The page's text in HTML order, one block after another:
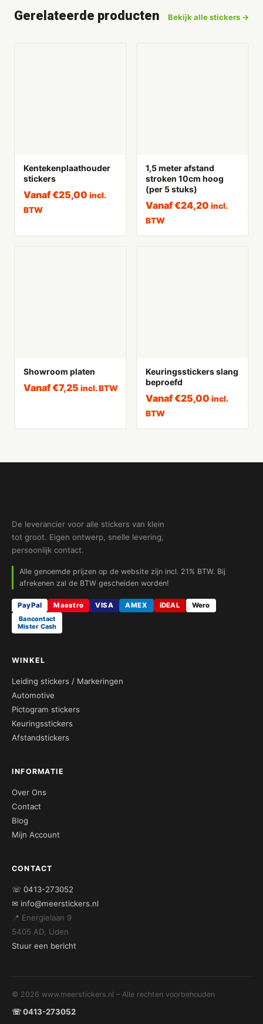
Gerelateerde producten Bekijk alle stickers →
Kentekenplaathouder
stickers
Vanaf€25,00 incl.
BTW
1,5 meter afstand
stroken 10cm hoog
(per 5 stuks)
Vanaf€24,20 incl.
BTW
Showroom platen
Vanaf€7,25 incl. BTW
Keuringsstickers slang
beproefd
Vanaf€25,00 incl.
BTW
De leverancier voor alle stickers van klein
tot groot. Eigen ontwerp, snelle levering,
persoonlijk contact.
Alle genoemde prijzen op de website zijn incl. 21% BTW. Bij
afrekenen zal de BTW gescheiden worden!
PayPal Maestro VISA AMEX iDEAL
Wero
Bancontact
Mister Cash
WINKEL
Leiding stickers / Markeringen
Automotive
Pictogram stickers
Keuringsstickers
Afstandstickers
INFORMATIE
Over Ons
Contact
Blog
Mijn Account
CONTACT
☏ 0413-273052
✉ info@meerstickers.nl
📍 Energielaan 9
5405 AD, Uden
Stuur een bericht
© 2026 www.meerstickers.nl – Alle rechten voorbehouden
☏ 0413-273052